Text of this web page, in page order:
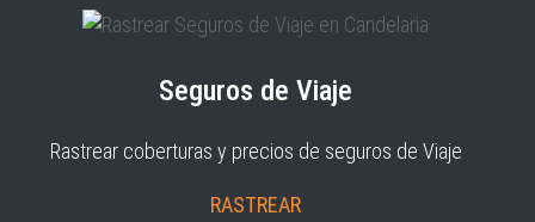
Seguros de Viaje
Rastrear coberturas y precios de seguros de Viaje
RASTREAR